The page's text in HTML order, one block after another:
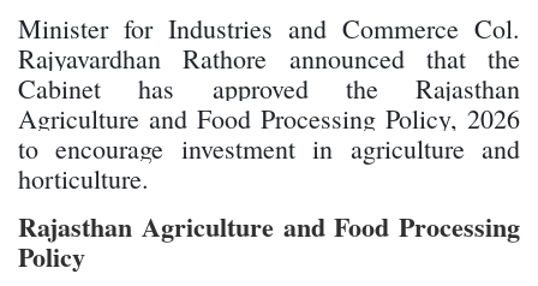
Minister for Industries and Commerce Col.
Rajyavardhan Rathore announced that the
Cabinet has approved the Rajasthan
Agriculture and Food Processing Policy, 2026
to encourage investment in agriculture and
horticulture.
Rajasthan Agriculture and Food Processing
Policy